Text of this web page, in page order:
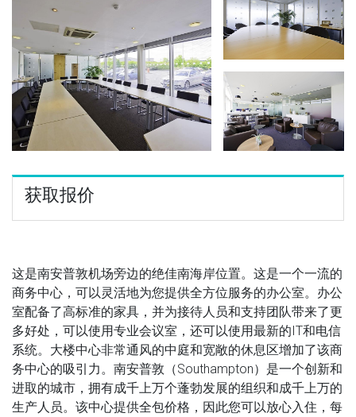
获取报价
这是南安普敦机场旁边的绝佳南海岸位置。这是一个一流的
商务中心，可以灵活地为您提供全方位服务的办公室。办公
室配备了高标准的家具，并为接待人员和支持团队带来了更
多好处，可以使用专业会议室，还可以使用最新的IT和电信
系统。大楼中心非常通风的中庭和宽敞的休息区增加了该商
务中心的吸引力。南安普敦（Southampton）是一个创新和
进取的城市，拥有成千上万个蓬勃发展的组织和成千上万的
生产人员。该中心提供全包价格，因此您可以放心入住，每